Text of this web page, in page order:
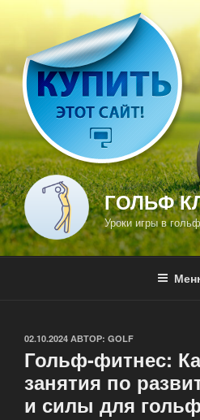
содержимому
ГОЛЬФ
Уроки игры в
ОПУБЛИКОВАНО
02.10.2024 АВТОР: GOLF
Гольф-фитнес:
занятия по
и силы для